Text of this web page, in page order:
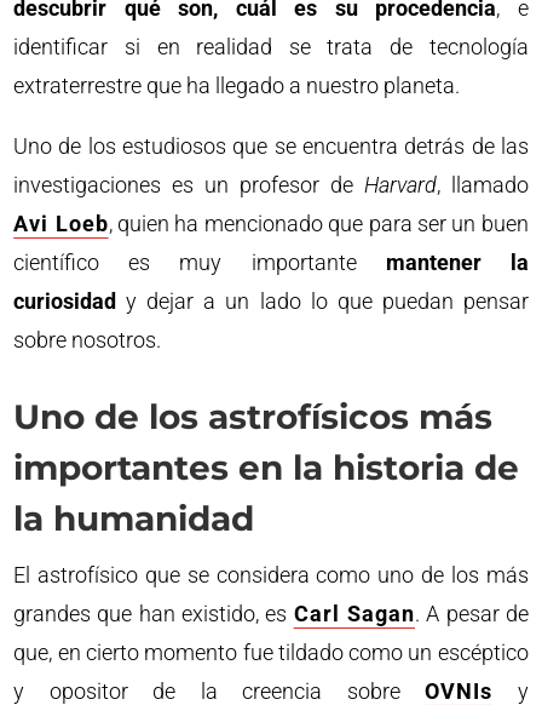
descubrir qué son, cuál es su procedencia, e
identificar si en realidad se trata de tecnología
extraterrestre que ha llegado a nuestro planeta.
Uno de los estudiosos que se encuentra detrás de las
investigaciones es un profesor de Harvard, llamado
Avi Loeb, quien ha mencionado que para ser un buen
científico es muy importante mantener la
curiosidad y dejar a un lado lo que puedan pensar
sobre nosotros.
Uno de los astrofísicos más
importantes en la historia de
la humanidad
El astrofísico que se considera como uno de los más
grandes que han existido, es Carl Sagan. A pesar de
que, en cierto momento fue tildado como un escéptico
y opositor de la creencia sobreOVNIs y